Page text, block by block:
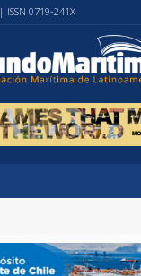
| ISSN 0719-241X